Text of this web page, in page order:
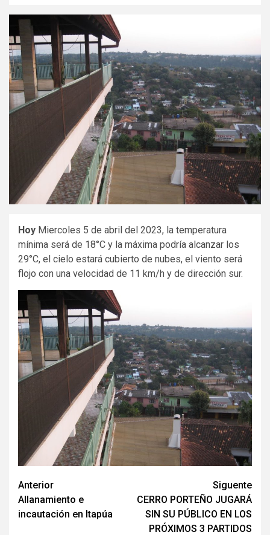
Hoy Miercoles 5 de abril del 2023, la temperatura
mínima será de 18°C y la máxima podría alcanzar los
29°C, el cielo estará cubierto de nubes, el viento será
flojo con una velocidad de 11 km/h y de dirección sur.
Navegación
de
Anterior
Allanamiento e
incautación en Itapúa
Siguente
CERRO PORTEÑO JUGARÁ
SIN SU PÚBLICO EN LOS
PRÓXIMOS 3 PARTIDOS